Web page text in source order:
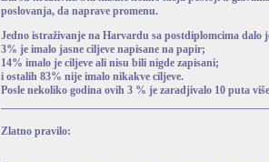
poslovanja, da naprave promenu.
Jedno istraživanje na Harvardu sa postdiplomcima dalo
3% je imalo jasne ciljeve napisane na papir;
14% imalo je ciljeve ali nisu bili nigde zapisani;
i ostalih 83% nije imalo nikakve ciljeve.
Posle nekoliko godina ovih 3 % je zaradjivalo 10 puta
Zlatno pravilo: